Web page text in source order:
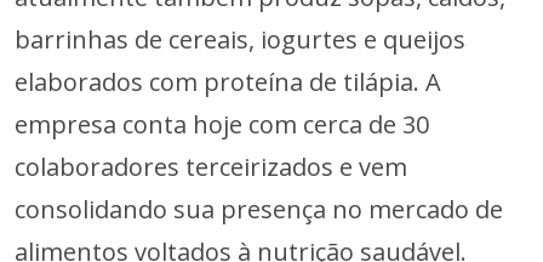
barrinhas de cereais, iogurtes e queijos
elaborados com proteína de tilápia. A
empresa conta hoje com cerca de 30
colaboradores terceirizados e vem
consolidando sua presença no mercado de
alimentos voltados à nutrição saudável.